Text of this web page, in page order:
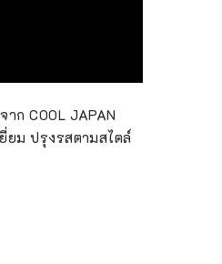
ก COOL JAPAN
ยม ปรุงรสตามสไตล์